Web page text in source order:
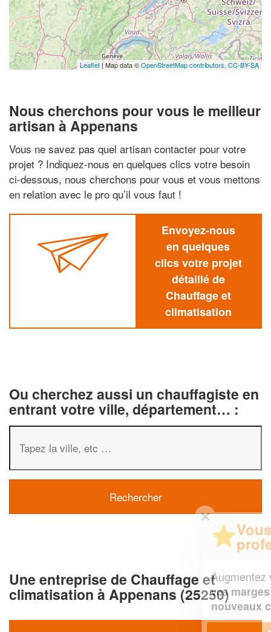
Leaflet| Map data ©OpenStreetMap contributors, CC-BY-SA
Nous cherchons pour vous le meilleur
artisan à Appenans
Vous ne savez pas quel artisan contacter pour votre
projet ? Indiquez-nous en quelques clics votre besoin
ci-dessous, nous cherchons pour vous et vous mettons
en relation avec le pro qu’il vous faut !
Envoyez-nous
en quelques
clics votre projet
détaillé de
Chauffage et
climatisation
Ou cherchez aussi un chauffagiste en
entrant votre ville, département… :
Une entreprise de Chauffage et
climatisation à Appenans (25250)
✕
Augmentez votrechiffre d'affaireset
vos margestout en gagnant de
nouveaux clients !